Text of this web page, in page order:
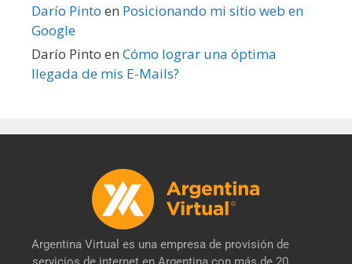
Darío Pinto en Posicionando mi sitio web en
Google
Darío Pinto en Cómo lograr una óptima
llegada de mis E-Mails?
Argentina Virtual es una empresa de provisión de